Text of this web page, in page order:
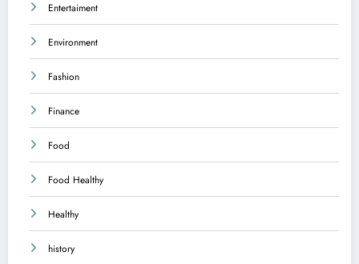
Entertaiment
Environment
Fashion
Finance
Food
Food Healthy
Healthy
history